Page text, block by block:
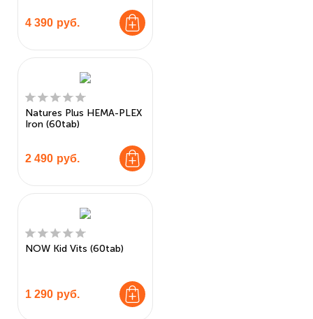
4 390 руб.
Natures Plus HEMA-PLEX
Iron (60tab)
2 490 руб.
NOW Kid Vits (60tab)
1 290 руб.